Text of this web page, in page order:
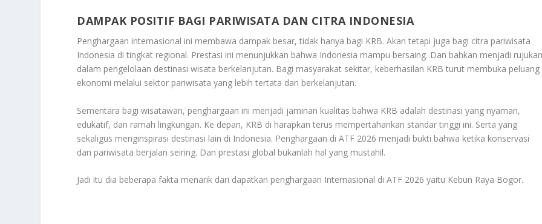
DAMPAK POSITIF BAGI PARIWISATA DAN CITRA INDONESIA
Penghargaan internasional ini membawa dampak besar, tidak hanya bagi KRB. Akan tetapi juga bagi citra pariwisata
Indonesia di tingkat regional. Prestasi ini menunjukkan bahwa Indonesia mampu bersaing. Dan bahkan menjadi
dalam pengelolaan destinasi wisata berkelanjutan. Bagi masyarakat sekitar, keberhasilan KRB turut membuka peluang
ekonomi melalui sektor pariwisata yang lebih tertata dan berkelanjutan.
Sementara bagi wisatawan, penghargaan ini menjadi jaminan kualitas bahwa KRB adalah destinasi yang nyaman,
edukatif, dan ramah lingkungan. Ke depan, KRB di harapkan terus mempertahankan standar tinggi ini. Serta yang
sekaligus menginspirasi destinasi lain di Indonesia. Penghargaan di ATF 2026 menjadi bukti bahwa ketika konservasi
dan pariwisata berjalan seiring. Dan prestasi global bukanlah hal yang mustahil.
Jadi itu dia beberapa fakta menarik dari dapatkan penghargaan Internasional di ATF 2026 yaitu Kebun Raya Bogor.